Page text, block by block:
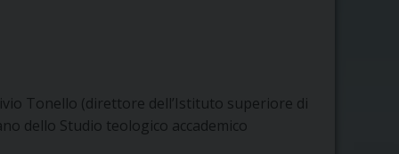
Tonello (direttore dell’Istituto superiore di
dello Studio teologico accademico